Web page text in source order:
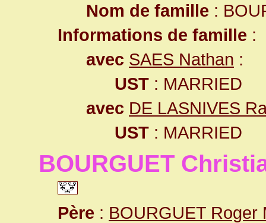
Nom de famille :
Informations de famille :
avec SAES Nathan :
UST : MARRIED
avec DE LASNIVES
UST : MARRIED
BOURGUET
Père : BOURGUET Roger